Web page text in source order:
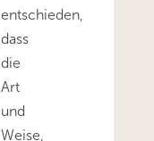
entschieden,
dass
die
Art
und
Weise,